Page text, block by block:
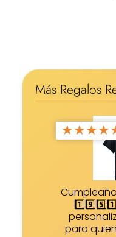
Más Regalos
★★★★
para